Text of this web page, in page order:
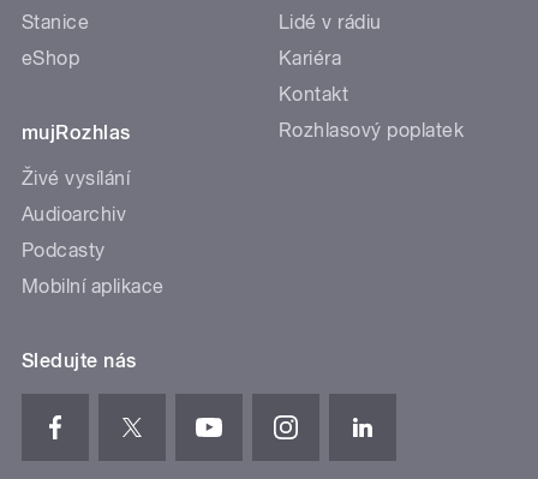
Stanice
eShop
mujRozhlas
Živé vysílání
Audioarchiv
Podcasty
Mobilní aplikace
Lidé v rádiu
Kariéra
Kontakt
Rozhlasový poplatek
Sledujte nás